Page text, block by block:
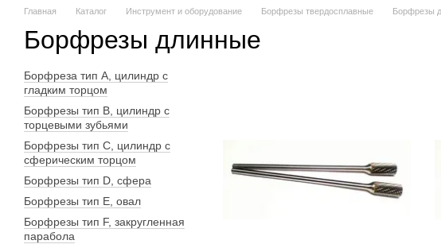
Главная Каталог Инструмент и оборудование Борфрезы твердосплавные Борфрезы
Борфрезы длинные
Борфреза тип А, цилиндр с
гладким торцом
Борфрезы тип В, цилиндр с
торцевыми зубьями
Борфрезы тип С, цилиндр с
сферическим торцом
Борфрезы тип D, сфера
Борфрезы тип E, овал
Борфрезы тип F, закругленная
парабола